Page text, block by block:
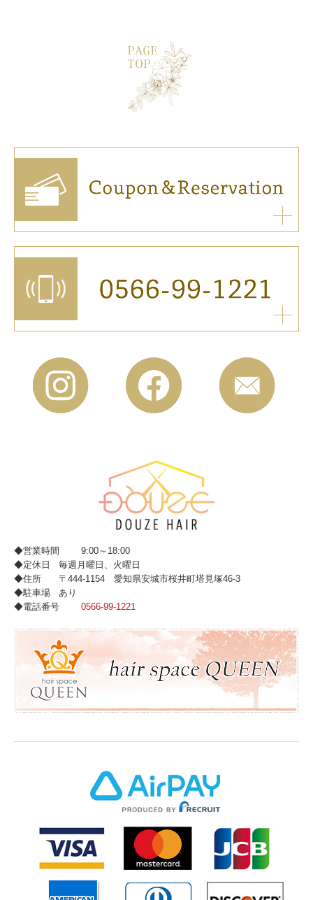
◆営業時間
9:00～18:00
◆定休日
毎週月曜日、火曜日
◆住所
〒444-1154 愛知県安城市桜井町塔見塚46-3
◆駐車場
あり
◆電話番号
0566-99-1221